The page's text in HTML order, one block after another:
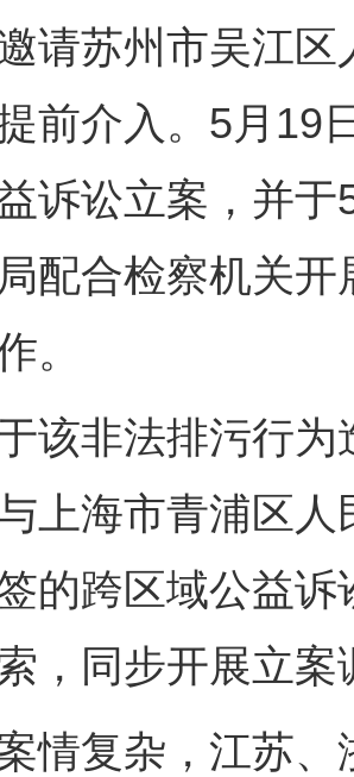
请苏州市吴江
前介入。5月19
诉讼立案，并
配合检察机关
。
非法排污行为
上海市青浦区
的跨区域公益
，同步开展立案
复杂，江苏、